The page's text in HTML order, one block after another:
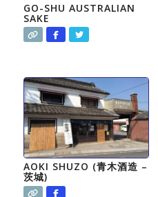
GO-SHU AUSTRALIAN
SAKE
AOKI SHUZO (青木酒造 –
茨城)